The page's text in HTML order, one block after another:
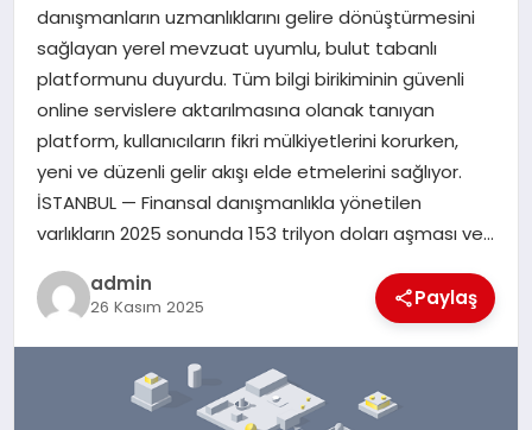
SPOR
TEKNOLOJI
YAŞAM
danışmanların uzmanlıklarını gelire dönüştürmesini
sağlayan yerel mevzuat uyumlu, bulut tabanlı
platformunu duyurdu. Tüm bilgi birikiminin güvenli
online servislere aktarılmasına olanak tanıyan
platform, kullanıcıların fikri mülkiyetlerini korurken,
yeni ve düzenli gelir akışı elde etmelerini sağlıyor.
İSTANBUL — Finansal danışmanlıkla yönetilen
varlıkların 2025 sonunda 153 trilyon doları aşması ve…
admin
26 Kasım 2025 Paylaş